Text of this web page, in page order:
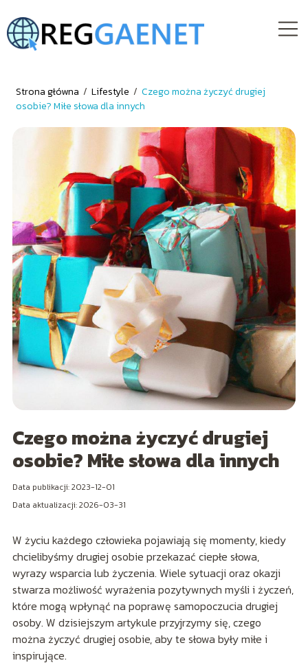
Strona główna / Lifestyle / Czego można życzyć drugiej
osobie? Miłe słowa dla innych
Czego można życzyć drugiej
osobie? Miłe słowa dla innych
Data publikacji: 2023-12-01
Data aktualizacji: 2026-03-31
W życiu każdego człowieka pojawiają się momenty, kiedy
chcielibyśmy drugiej osobie przekazać ciepłe słowa,
wyrazy wsparcia lub życzenia. Wiele sytuacji oraz okazji
stwarza możliwość wyrażenia pozytywnych myśli i życzeń,
które mogą wpłynąć na poprawę samopoczucia drugiej
osoby. W dzisiejszym artykule przyjrzymy się, czego
można życzyć drugiej osobie, aby te słowa były miłe i
inspirujące.